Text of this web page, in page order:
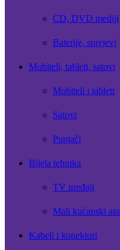
CD, DVD mediji
Baterije, sprejevi
Mobiteli, tableti, satovi
Mobiteli i tableti
Satovi
Punjači
Bijela tehnika
TV uređaji
Mali kućanski
Kabeli i konektori